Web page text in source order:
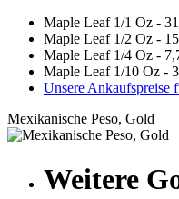
Maple Leaf 1/1 Oz -
Maple Leaf 1/2 Oz -
Maple Leaf 1/4 Oz -
Maple Leaf 1/10 Oz -
Unsere Ankaufspreise
Mexikanische Peso, Gold
Weitere